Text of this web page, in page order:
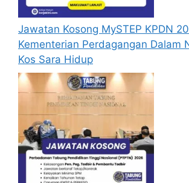
Jawatan Kosong MySTEP KPDN
Kementerian Perdagangan Dalam
Kos Sara Hidup